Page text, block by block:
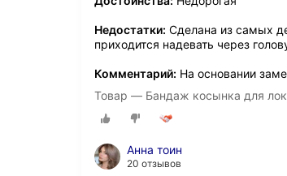
Недостатки: Сделана из самых
приходится надевать через
Комментарий: На основании
Товар — Бандаж косынка для
Анна тоин
20 отзывов